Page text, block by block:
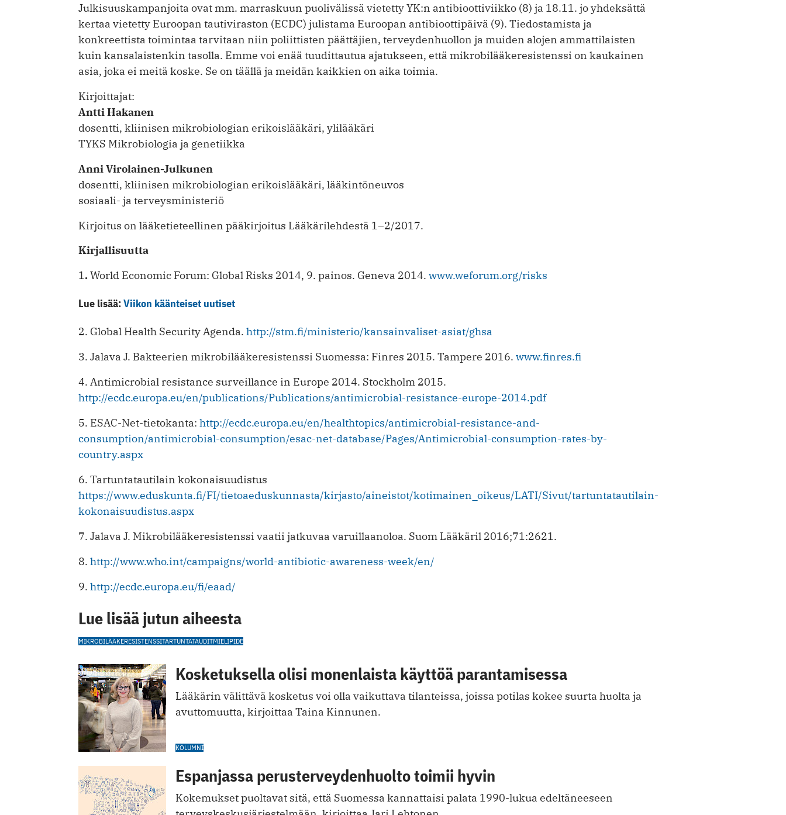
Julkisuuskampanjoita ovat mm. marraskuun puolivälissä vietetty YK:n antibioottiviikko (8) ja 18.11. jo yhdeksättä
kertaa vietetty Euroopan tautiviraston (ECDC) julistama Euroopan antibioottipäivä (9). Tiedosta­mista ja
konkreettista toimintaa tarvitaan niin poliittisten päättäjien, terveydenhuollon ja muiden alojen ammattilaisten
kuin kansalaistenkin tasolla. Emme voi enää tuudittautua ajatukseen, että mikrobilääkeresistenssi on kaukainen
asia, joka ei meitä koske. Se on täällä ja meidän kaikkien on aika toimia.
Kirjoittajat:
Antti Hakanen
dosentti, kliinisen mikrobiologian erikoislääkäri, ylilääkäri
TYKS Mikrobiologia ja genetiikka
Anni Virolainen-Julkunen
dosentti, kliinisen mikrobiologian erikoislääkäri, lääkintöneuvos
sosiaali- ja terveysministeriö
Kirjoitus on lääketieteellinen pääkirjoitus Lääkärilehdestä 1–2/2017.
Kirjallisuutta
1.World Economic Forum: Global Risks 2014, 9. painos. Geneva 2014. www.weforum.org/risks
Lue lisää:Viikon käänteiset uutiset
2. Global Health Security Agenda. http://stm.fi/ministerio/kansainvaliset-asiat/ghsa
3. Jalava J. Bakteerien mikrobilääkeresistenssi Suomessa: Finres 2015. Tampere 2016. www.finres.fi
4. Antimicrobial resistance surveillance in Europe 2014. Stockholm 2015.
http://ecdc.europa.eu/en/publications/Publications/antimicrobial-resistance-europe-2014.pdf
5. ESAC-Net-tietokanta: http://ecdc.europa.eu/en/healthtopics/antimicrobial-resistance-and-
consumption/antimicrobial-consumption/esac-net-database/Pages/Antimicrobial-consumption-rates-by-
country.aspx
6. Tartuntatautilain kokonaisuudistus
https://www.eduskunta.fi/FI/tietoaeduskunnasta/kirjasto/aineistot/kotimainen_oikeus/LATI/Sivut/tartuntatautilain-
kokonaisuudistus.aspx
7. Jalava J. Mikrobilääkeresistenssi vaatii jatkuvaa varuillaanoloa. Suom Lääkäril 2016;71:2621.
8. http://www.who.int/campaigns/world-antibiotic-awareness-week/en/
9. http://ecdc.europa.eu/fi/eaad/
Lue lisää jutun aiheesta
MIKROBILÄÄKERESISTENSSITARTUNTATAUDITMIELIPIDE
Kosketuksella olisi monenlaista käyttöä parantamisessa
Lääkärin välittävä kosketus voi olla vaikuttava tilanteissa, joissa potilas kokee suurta huolta ja
avuttomuutta, kirjoittaa Taina Kinnunen.
KOLUMNI
Espanjassa perusterveydenhuolto toimii hyvin
Kokemukset puoltavat sitä, että Suomessa kannattaisi palata 1990-lukua edeltäneeseen